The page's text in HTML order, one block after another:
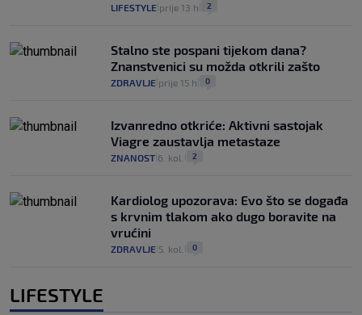
LIFESTYLE prije 13 h 2
Stalno ste pospani tijekom dana?
Znanstvenici su možda otkrili zašto
ZDRAVLJE prije 15 h 0
Izvanredno otkriće: Aktivni sastojak
Viagre zaustavlja metastaze
ZNANOST 6. kol. 2
Kardiolog upozorava: Evo što se događa
s krvnim tlakom ako dugo boravite na
vrućini
ZDRAVLJE 5. kol. 0
LIFESTYLE